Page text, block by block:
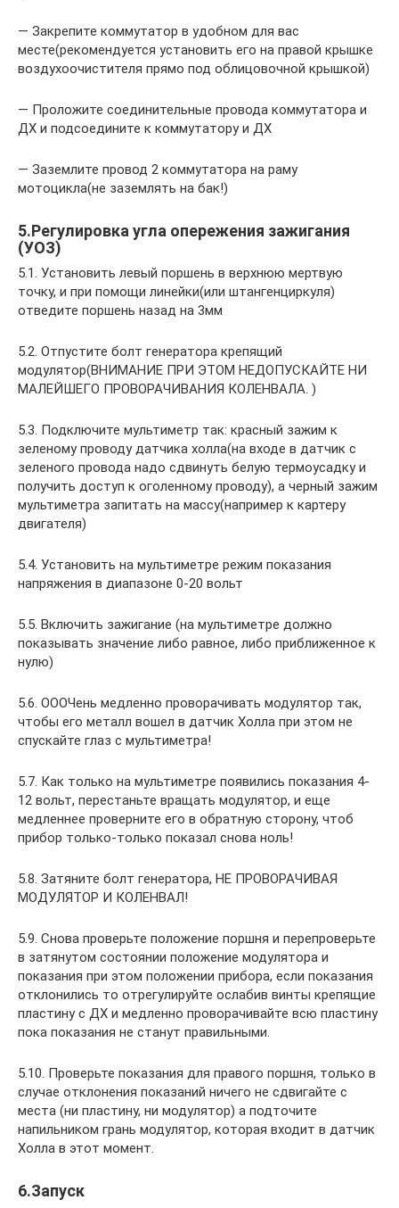
— Закрепите коммутатор в удобном для вас
месте(рекомендуется установить его на правой крышке
воздухоочистителя прямо под облицовочной крышкой)
— Проложите соединительные провода коммутатора и
ДХ и подсоедините к коммутатору и ДХ
— Заземлите провод 2 коммутатора на раму
мотоцикла(не заземлять на бак!)
5.Регулировка угла опережения зажигания
(УОЗ)
5.1. Установить левый поршень в верхнюю мертвую
точку, и при помощи линейки(или штангенциркуля)
отведите поршень назад на 3мм
5.2. Отпустите болт генератора крепящий
модулятор(ВНИМАНИЕ ПРИ ЭТОМ НЕДОПУСКАЙТЕ НИ
МАЛЕЙШЕГО ПРОВОРАЧИВАНИЯ КОЛЕНВАЛА. )
5.3. Подключите мультиметр так: красный зажим к
зеленому проводу датчика холла(на входе в датчик с
зеленого провода надо сдвинуть белую термоусадку и
получить доступ к оголенному проводу), а черный зажим
мультиметра запитать на массу(например к картеру
двигателя)
5.4. Установить на мультиметре режим показания
напряжения в диапазоне 0-20 вольт
5.5. Включить зажигание (на мультиметре должно
показывать значение либо равное, либо приближенное к
нулю)
5.6. ОООЧень медленно проворачивать модулятор так,
чтобы его металл вошел в датчик Холла при этом не
спускайте глаз с мультиметра!
5.7. Как только на мультиметре появились показания 4-
12 вольт, перестаньте вращать модулятор, и еще
медленнее проверните его в обратную сторону, чтоб
прибор только-только показал снова ноль!
5.8. Затяните болт генератора, НЕ ПРОВОРАЧИВАЯ
МОДУЛЯТОР И КОЛЕНВАЛ!
5.9. Снова проверьте положение поршня и перепроверьте
в затянутом состоянии положение модулятора и
показания при этом положении прибора, если показания
отклонились то отрегулируйте ослабив винты крепящие
пластину с ДХ и медленно проворачивайте всю пластину
пока показания не станут правильными.
5.10. Проверьте показания для правого поршня, только в
случае отклонения показаний ничего не сдвигайте с
места (ни пластину, ни модулятор) а подточите
напильником грань модулятор, которая входит в датчик
Холла в этот момент.
6.Запуск